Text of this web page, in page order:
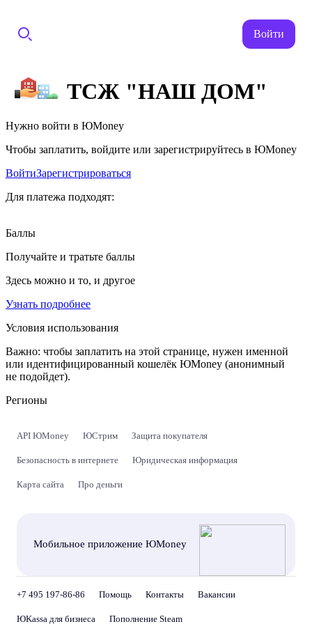
Войти
ТСЖ "НАШ ДОМ"
Нужно войти в ЮMoney
Чтобы заплатить, войдите или зарегистрируйтесь в ЮMoney
ВойтиЗарегистрироваться
Для платежа подходят:
Баллы
Получайте и тратьте баллы
Здесь можно и то, и другое
Узнать подробнее
Условия использования
Важно: чтобы заплатить на этой странице, нужен именной
или идентифицированный кошелёк ЮMoney (анонимный
не подойдет).
Регионы
API ЮMoney ЮСтрим Защита покупателя
Безопасность в интернете Юридическая информация
Карта сайта Про деньги
Мобильное приложение ЮMoney
+7 495 197-86-86 Помощь Контакты Вакансии
ЮKassa для бизнеса Пополнение Steam